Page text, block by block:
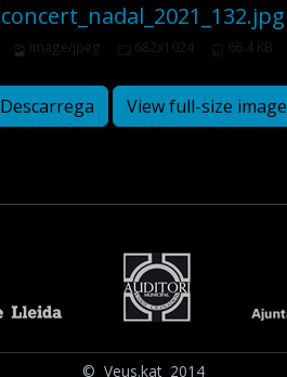
concert_nadal_2021_132.jpg
image/jpeg 682x1024 66.4 KB
Descarrega View full-size image
© Veus.kat 2014